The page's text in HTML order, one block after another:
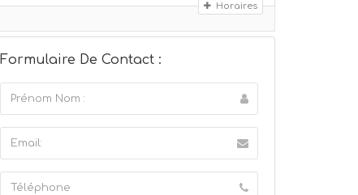
Horaires
Formulaire De Contact :